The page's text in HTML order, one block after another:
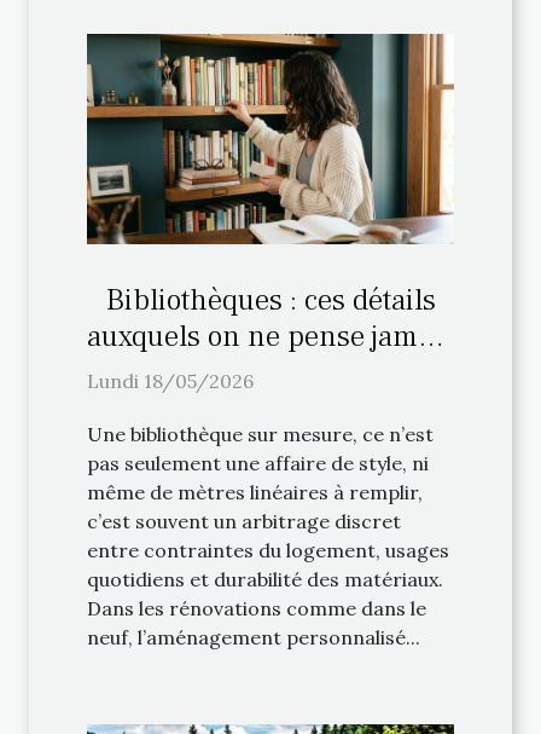
Bibliothèques : ces détails
auxquels on ne pense jamais
lors de l’aménagement
Lundi 18/05/2026
Une bibliothèque sur mesure, ce n’est
pas seulement une affaire de style, ni
même de mètres linéaires à remplir,
c’est souvent un arbitrage discret
entre contraintes du logement, usages
quotidiens et durabilité des matériaux.
Dans les rénovations comme dans le
neuf, l’aménagement personnalisé...